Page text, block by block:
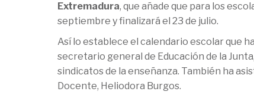
Extremadura, que añade que para los
septiembre y finalizará el 23 de julio.
Así lo establece el calendario escolar que
secretario general de Educación de la
sindicatos de la enseñanza. También ha
Docente, Heliodora Burgos.